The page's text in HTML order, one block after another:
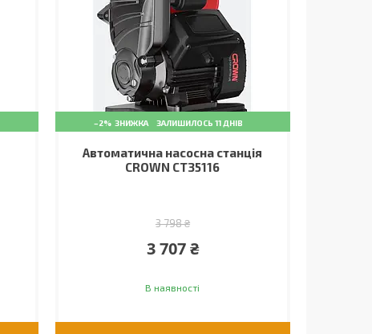
–2% ЗАЛИШИЛОСЬ 11 ДНІВ
Автоматична насосна станція
CROWN CT35116
3 798 ₴
3 707 ₴
В наявності